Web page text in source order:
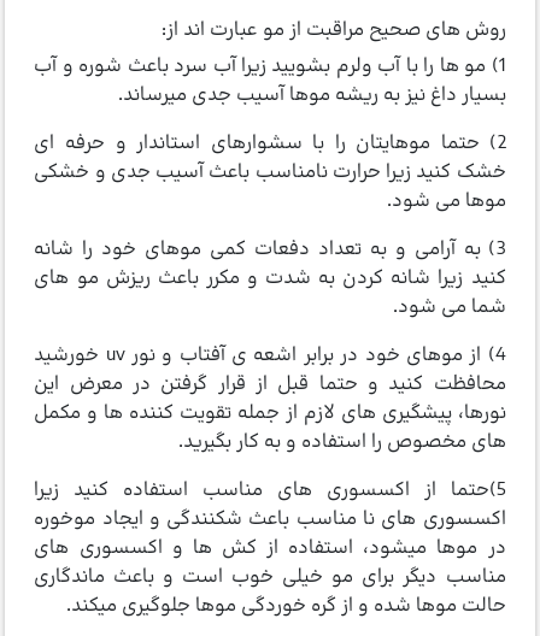
روش های صحیح مراقبت از مو عبارت اند از:
1) مو ها را با آب ولرم بشویید زیرا آب سرد باعث شوره و آب
بسیار داغ نیز به ریشه موها آسیب جدی میرساند.
2) حتما موهایتان را با سشوارهای استاندار و حرفه ای
خشک کنید زیرا حرارت نامناسب باعث آسیب جدی و خشکی
موها می شود.
3) به آرامی و به تعداد دفعات کمی موهای خود را شانه
کنید زیرا شانه کردن به شدت و مکرر باعث ریزش مو های
شما می شود.
4) از موهای خود در برابر اشعه ی آفتاب و نور uv خورشید
محافظت کنید و حتما قبل از قرار گرفتن در معرض این
نورها، پیشگیری های لازم از جمله تقویت کننده ها و مکمل
های مخصوص را استفاده و به کار بگیرید.
5)حتما از اکسسوری های مناسب استفاده کنید زیرا
اکسسوری های نا مناسب باعث شکنندگی و ایجاد موخوره
در موها میشود، استفاده از کش ها و اکسسوری های
مناسب دیگر برای مو خیلی خوب است و باعث ماندگاری
حالت موها شده و از گره خوردگی موها جلوگیری میکند.